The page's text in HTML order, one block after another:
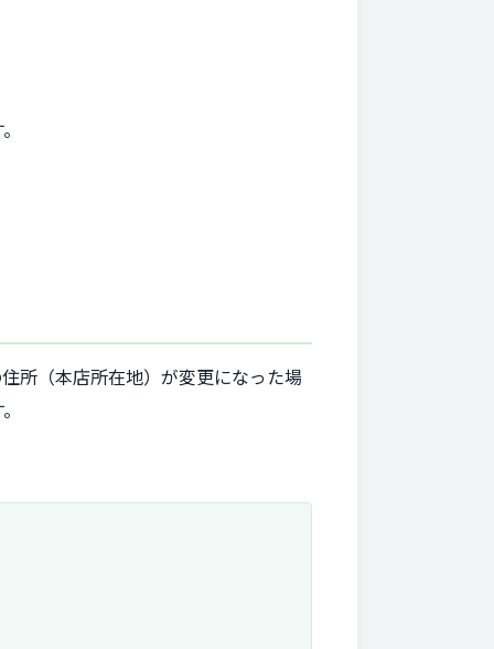
所（本店所在地）が変更になった場